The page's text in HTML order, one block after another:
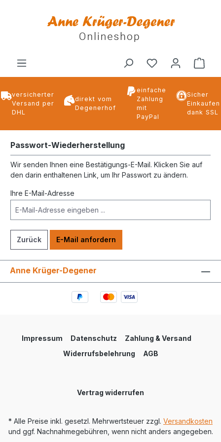
versicherter
Versand per
DHL
direkt vom
Degenerhof
einfache
Zahlung
mit
PayPal
Sicher
Einkaufen
dank SSL
Passwort-Wiederherstellung
Wir senden Ihnen eine Bestätigungs-E-Mail. Klicken Sie auf
den darin enthaltenen Link, um Ihr Passwort zu ändern.
Ihre E-Mail-Adresse
Zurück E-Mail anfordern
Anne Krüger-Degener
Impressum Datenschutz
Zahlung & Versand
Widerrufsbelehrung
AGB
Vertrag widerrufen
* Alle Preise inkl. gesetzl. Mehrwertsteuer zzgl. Versandkosten
und ggf. Nachnahmegebühren, wenn nicht anders angegeben.